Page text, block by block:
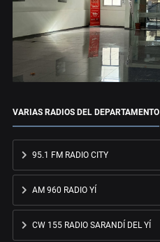
VARIAS RADIOS DEL DEPARTAMENTO
95.1 FM RADIO CITY
AM 960 RADIO YÍ
CW 155 RADIO SARANDÍ DEL YÍ